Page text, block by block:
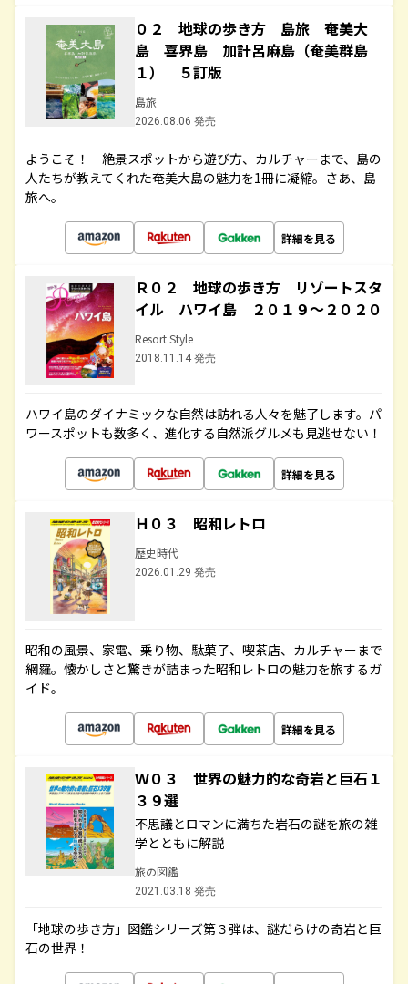
０２ 地球の歩き方 島旅 奄美大
島 喜界島 加計呂麻島（奄美群島
１） ５訂版
島旅
2026.08.06 発売
ようこそ！ 絶景スポットから遊び方、カルチャーまで、島の
人たちが教えてくれた奄美大島の魅力を1冊に凝縮。さあ、島
旅へ。
詳細を見る
Ｒ０２ 地球の歩き方 リゾートスタ
イル ハワイ島 ２０１９～２０２０
Resort Style
2018.11.14 発売
ハワイ島のダイナミックな自然は訪れる人々を魅了します。パ
ワースポットも数多く、進化する自然派グルメも見逃せない！
詳細を見る
Ｈ０３ 昭和レトロ
歴史時代
2026.01.29 発売
昭和の風景、家電、乗り物、駄菓子、喫茶店、カルチャーまで
網羅。懐かしさと驚きが詰まった昭和レトロの魅力を旅するガ
イド。
詳細を見る
Ｗ０３ 世界の魅力的な奇岩と巨石１
３９選
不思議とロマンに満ちた岩石の謎を旅の雑
学とともに解説
旅の図鑑
2021.03.18 発売
「地球の歩き方」図鑑シリーズ第３弾は、謎だらけの奇岩と巨
石の世界！